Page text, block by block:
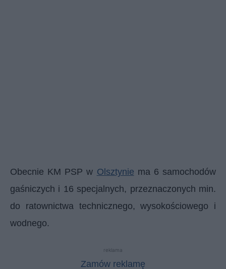
Obecnie KM PSP w Olsztynie ma 6 samochodów
gaśniczych i 16 specjalnych, przeznaczonych min.
do ratownictwa technicznego, wysokościowego i
wodnego.
reklama
Zamów reklamę